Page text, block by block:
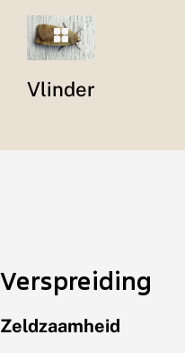
Vlinder
Verspreiding
Zeldzaamheid